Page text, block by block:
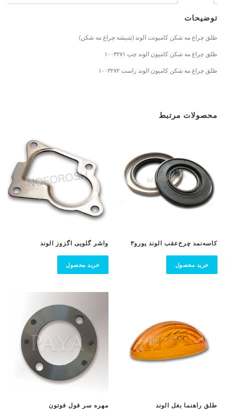
توضیحات
طلق‌ چراغ مه‌ شکن کامیونت الوند (شیشه چراغ مه‌ شکن)
طلق‌ چراغ مه‌ شکن کامیون الوند چپ ۱۰۰۳۲۷۱
طلق‌ چراغ مه‌ شکن کامیون الوند راست ۱۰۰۳۲۷۲
محصولات مرتبط
کاسه‌نمد چرخ‌عقب‌ الوند یورو۳
خرید محصول
واشر گلویی اگزوز الوند
خرید محصول
طلق‌ راهنما بغل‌ الوند مهره سر فول فوتون